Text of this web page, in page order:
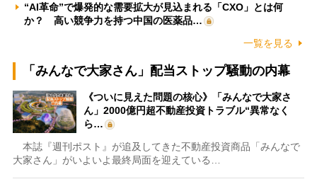
“AI革命”で爆発的な需要拡大が見込まれる「CXO」とは何
か？ 高い競争力を持つ中国の医薬品…
一覧を見る
「みんなで大家さん」配当ストップ騒動の内幕
《ついに見えた問題の核心》「みんなで大家さ
ん」2000億円超不動産投資トラブル“異常なく
ら…
本誌『週刊ポスト』が追及してきた不動産投資商品「みんなで
大家さん」がいよいよ最終局面を迎えている…